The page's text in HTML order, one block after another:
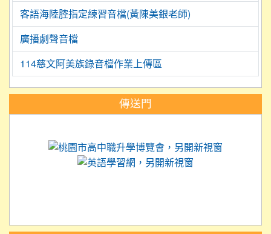
客語海陸腔指定練習音檔(黃陳美銀老師)
廣播劇聲音檔
114慈文阿美族錄音檔作業上傳區
傳送門